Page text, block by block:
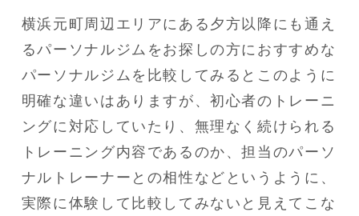
横浜元町周辺エリアにある夕方以降にも通え
るパーソナルジムをお探しの方におすすめな
パーソナルジムを比較してみるとこのように
明確な違いはありますが、初心者のトレーニ
ングに対応していたり、無理なく続けられる
トレーニング内容であるのか、担当のパーソ
ナルトレーナーとの相性などというように、
実際に体験して比較してみないと見えてこな